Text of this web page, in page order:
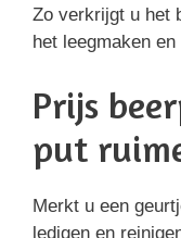
Zo verkrijgt u het
het leegmaken
Prijs
put
Merkt u een
ledigen en